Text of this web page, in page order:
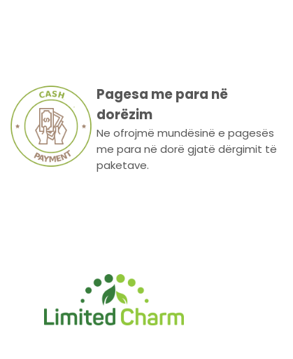
Pagesa me para në
dorëzim
Ne ofrojmë mundësinë e pagesës
me para në dorë gjatë dërgimit të
paketave.